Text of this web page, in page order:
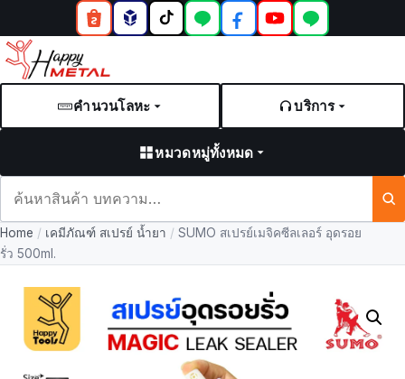
คำนวนโลหะ บริการ
หมวดหมู่ทั้งหมด
และ
บทความ
Home / เคมีภัณฑ์ สเปรย์ น้ำยา / SUMO สเปรย์เมจิคซีลเลอร์ อุดรอย
รั่ว 500ml.